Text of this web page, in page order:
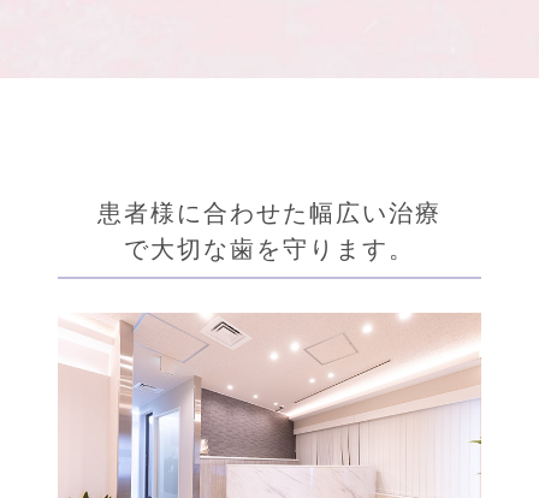
患者様に合わせた幅広い治療
で大切な歯を守ります。